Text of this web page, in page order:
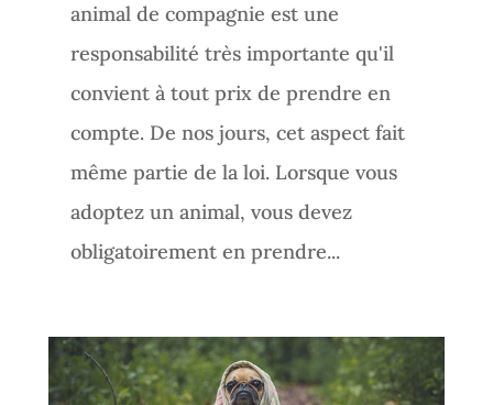
animal de compagnie est une
responsabilité très importante qu'il
convient à tout prix de prendre en
compte. De nos jours, cet aspect fait
même partie de la loi. Lorsque vous
adoptez un animal, vous devez
obligatoirement en prendre...